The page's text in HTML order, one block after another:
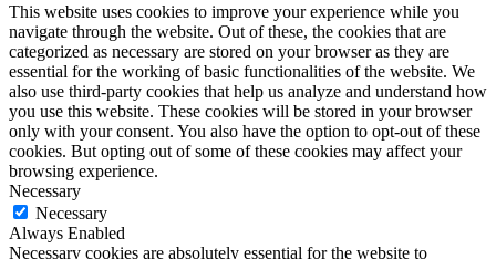
This website uses cookies to improve your experience while you
navigate through the website. Out of these, the cookies that are
categorized as necessary are stored on your browser as they are
essential for the working of basic functionalities of the website. We
also use third-party cookies that help us analyze and understand how
you use this website. These cookies will be stored in your browser
only with your consent. You also have the option to opt-out of these
cookies. But opting out of some of these cookies may affect your
browsing experience.
Necessary
Necessary
Always Enabled
Necessary cookies are absolutely essential for the website to